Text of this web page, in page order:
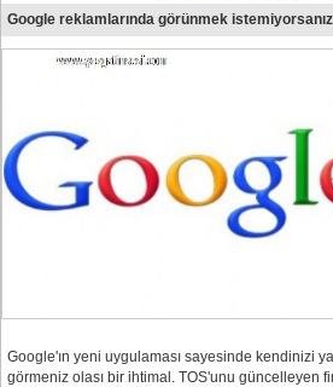
Google reklamlarında görünmek
Google'ın yeni uygulaması sayesinde kendinizi
görmeniz olası bir ihtimal. TOS'unu güncelleyen